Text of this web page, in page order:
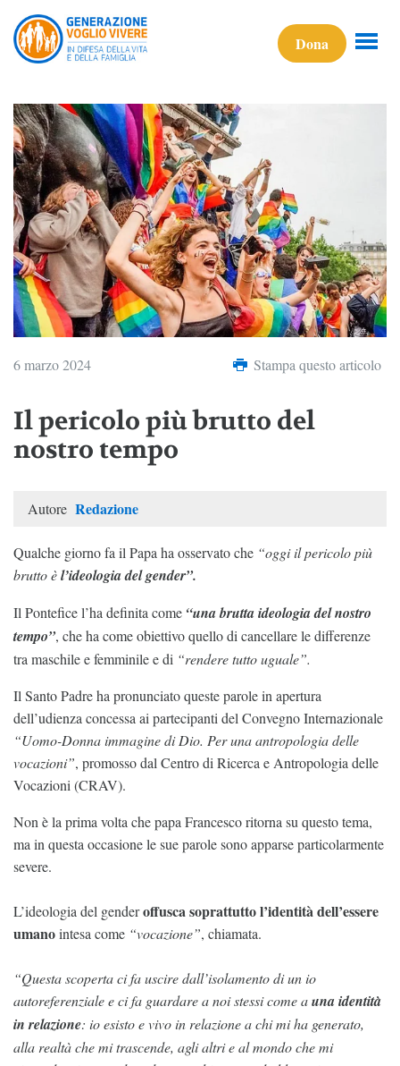
Dona
6 marzo 2024 Stampa questo articolo
Il pericolo più brutto del
nostro tempo
Autore Redazione
Qualche giorno fa il Papa ha osservato che “oggi il pericolo più
brutto èl’ideologia del gender”.
Il Pontefice l’ha definita come “una brutta ideologia del nostro
tempo”, che ha come obiettivo quello di cancellare le differenze
tra maschile e femminile e di “rendere tutto uguale”.
Il Santo Padre ha pronunciato queste parole in apertura
dell’udienza concessa ai partecipanti del Convegno Internazionale
“Uomo-Donna immagine di Dio. Per una antropologia delle
vocazioni”, promosso dal Centro di Ricerca e Antropologia delle
Vocazioni (CRAV).
Non è la prima volta che papa Francesco ritorna su questo tema,
ma in questa occasione le sue parole sono apparse particolarmente
severe.
L’ideologia del genderoffusca soprattutto l’identità dell’essere
umanointesa come “vocazione”, chiamata.
“Questa scoperta ci fa uscire dall’isolamento di un io
autoreferenziale e ci fa guardare a noi stessi come auna identità
in relazione: io esisto e vivo in relazione a chi mi ha generato,
alla realtà che mi trascende, agli altri e al mondo che mi